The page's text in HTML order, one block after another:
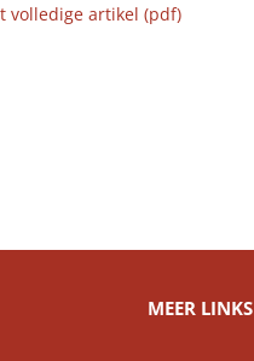
volledige artikel (pdf)
MEER LINKS